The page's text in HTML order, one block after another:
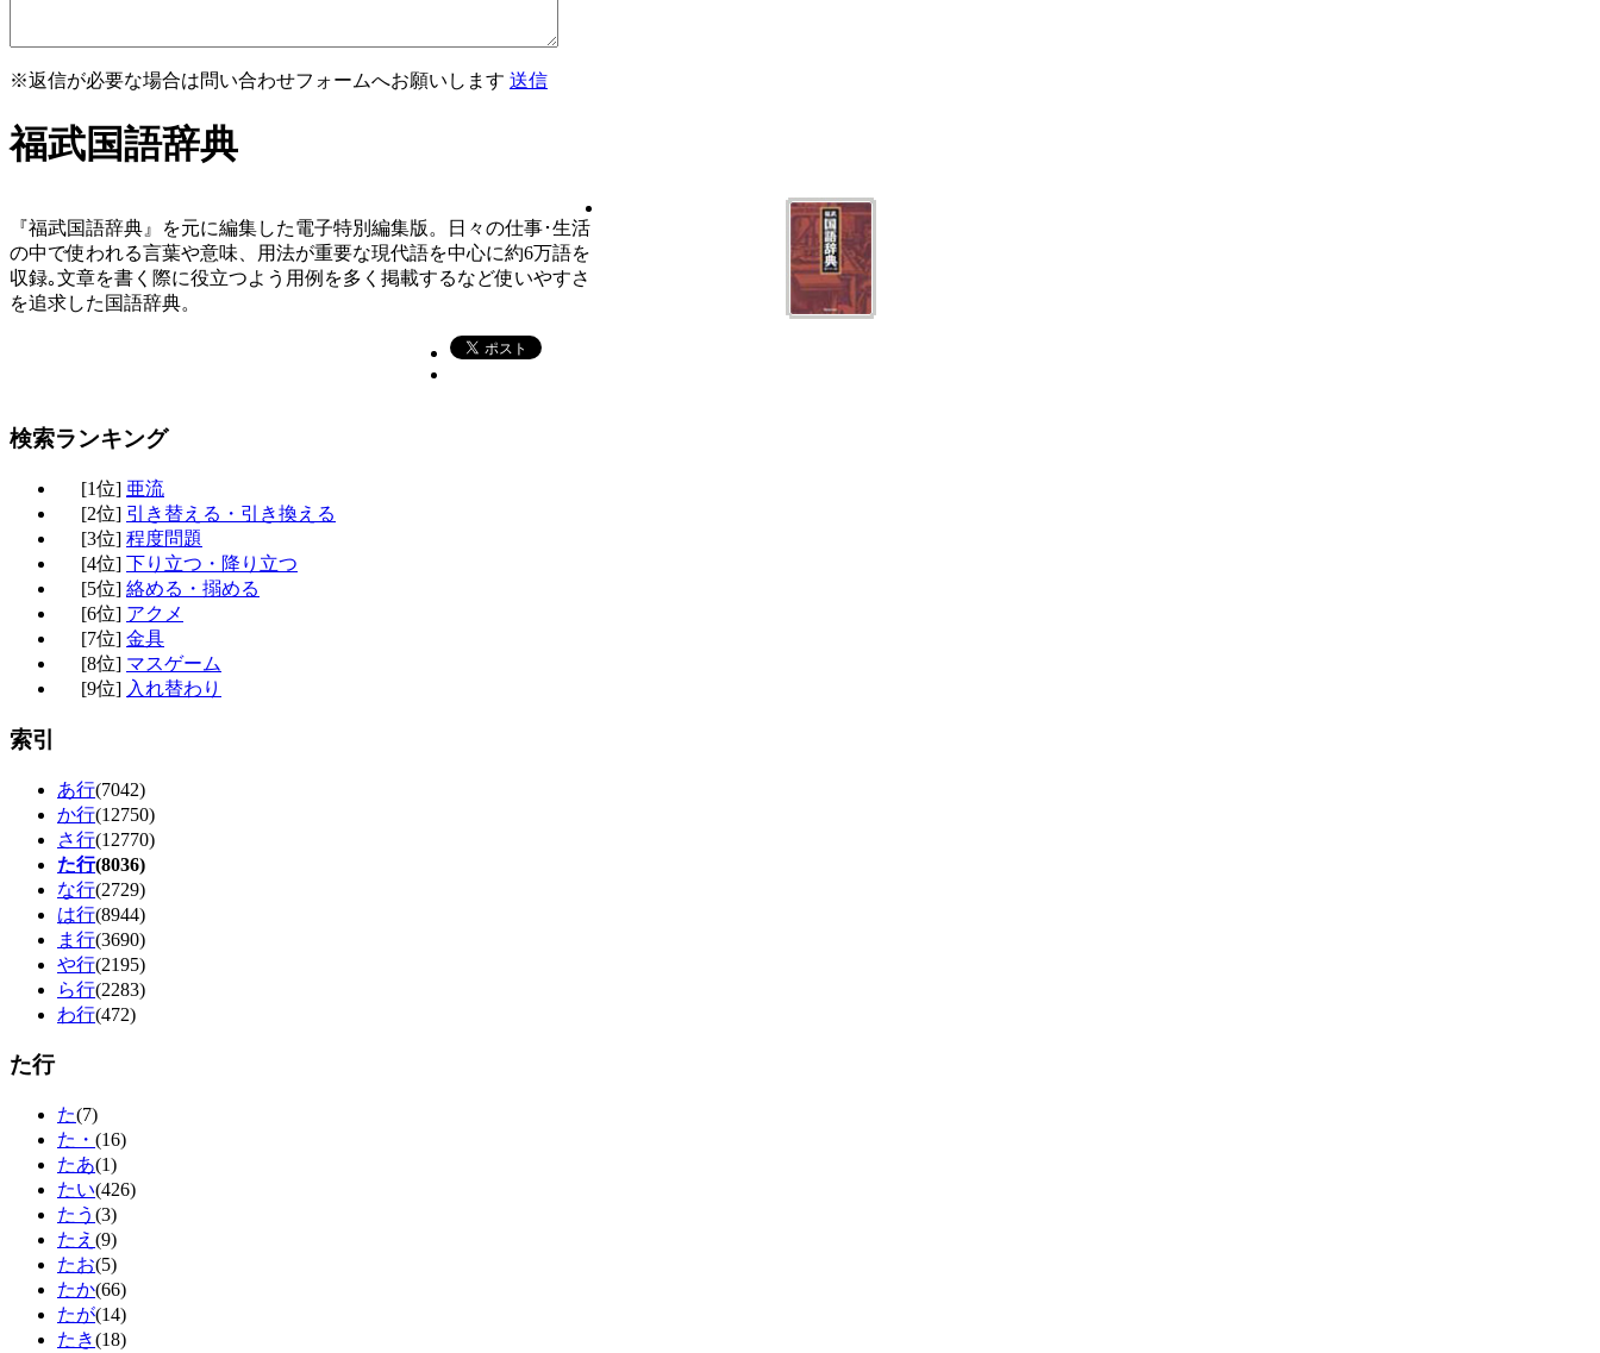
※返信が必要な場合は問い合わせフォームへお願いします 送信
福武国語辞典
『福武国語辞典』を元に編集した電子特別編集版。日々の仕事･生活
の中で使われる言葉や意味、用法が重要な現代語を中心に約6万語を
収録｡文章を書く際に役立つよう用例を多く掲載するなど使いやすさ
を追求した国語辞典。
検索ランキング
[1位] 亜流
[2位] 引き替える・引き換える
[3位] 程度問題
[4位] 下り立つ・降り立つ
[5位] 絡める・搦める
[6位] アクメ
[7位] 金具
[8位] マスゲーム
[9位] 入れ替わり
索引
あ行(7042)
か行(12750)
さ行(12770)
た行(8036)
な行(2729)
は行(8944)
ま行(3690)
や行(2195)
ら行(2283)
わ行(472)
た行
た(7)
た・ (16)
たあ(1)
たい(426)
たう (3)
たえ (9)
たお(5)
たか(66)
たが(14)
たき(18)